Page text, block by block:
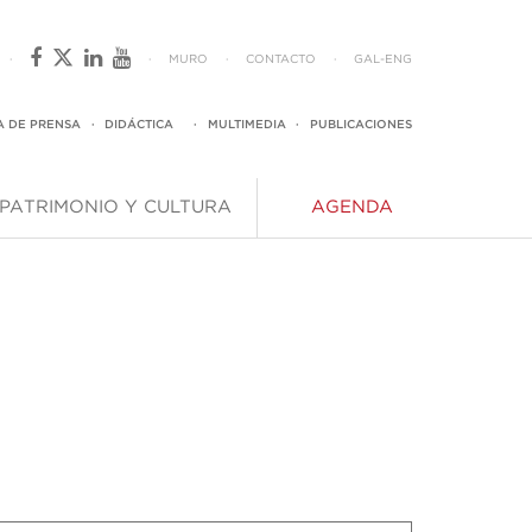
· · MURO · CONTACTO · GAL- ENG
DE PRENSA · DIDÁCTICA · MULTIMEDIA · PUBLICACIONES
PATRIMONIO Y CULTURA AGENDA